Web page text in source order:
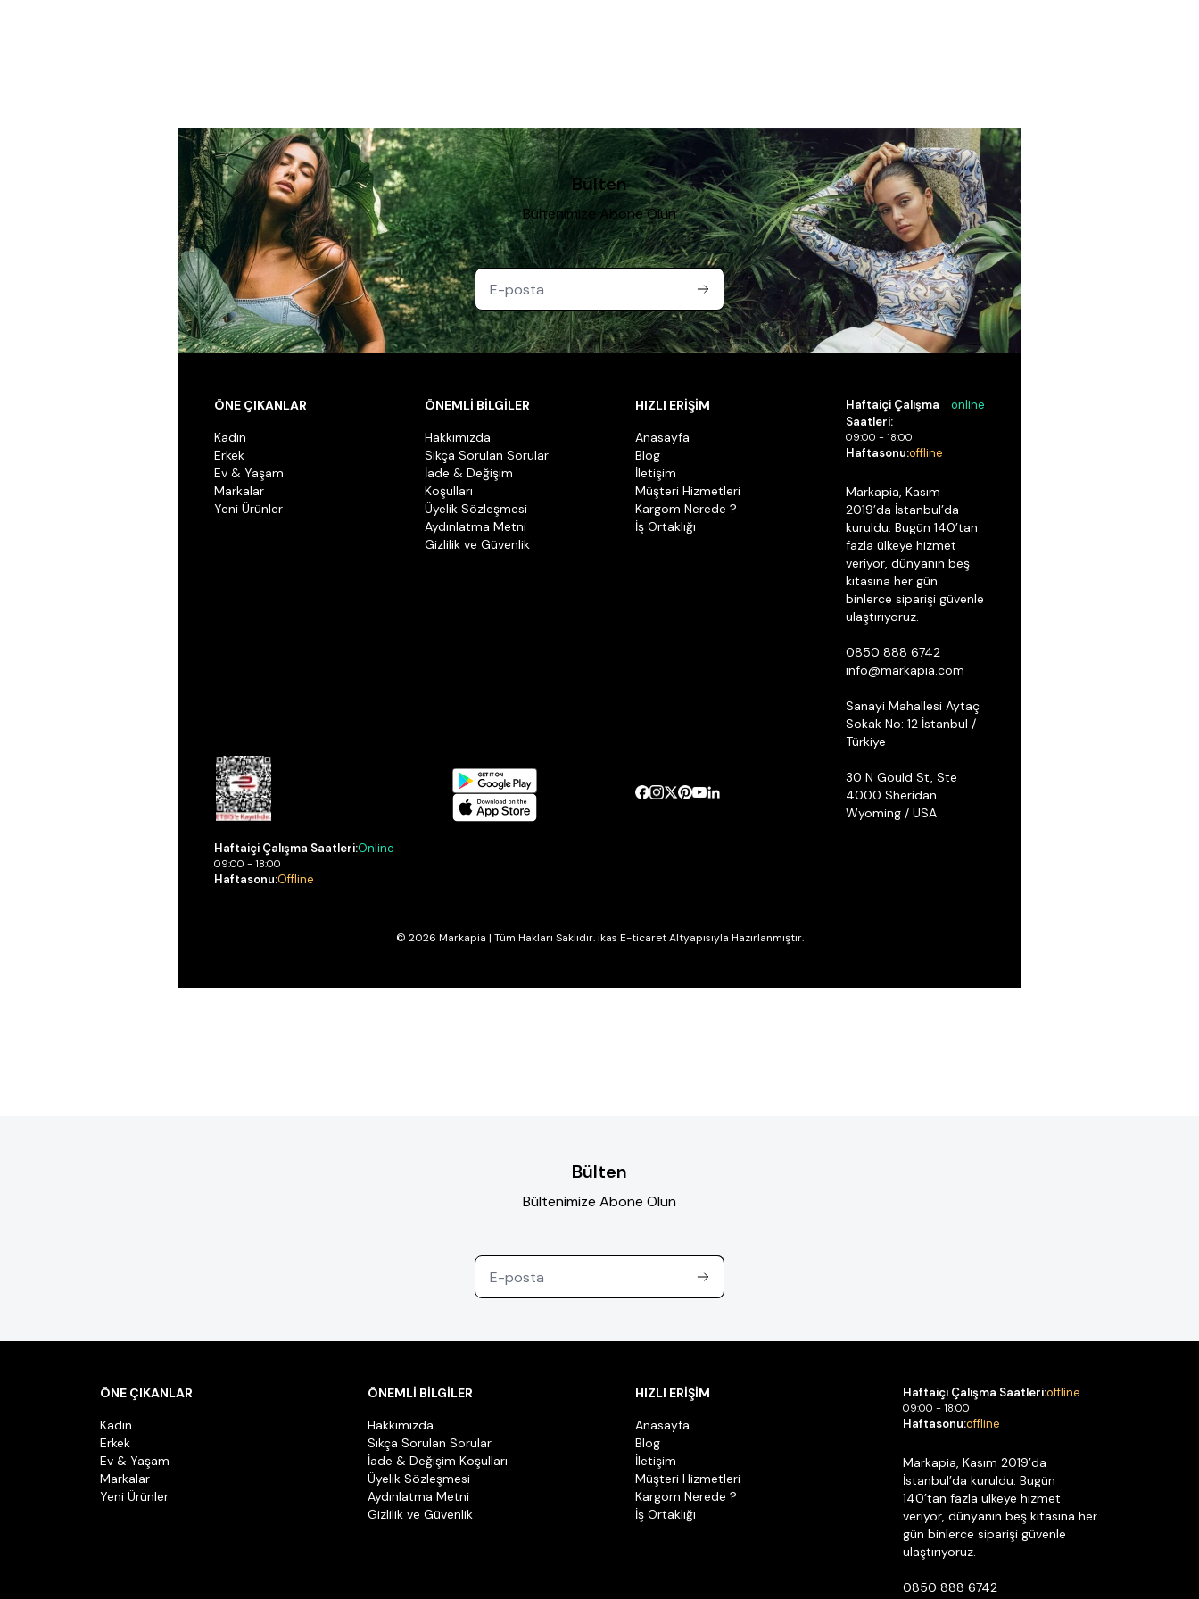
Bülten
Bültenimize Abone Olun
ÖNE ÇIKANLAR
Kadın
Erkek
Ev & Yaşam
Markalar
Yeni Ürünler
ÖNEMLİ BİLGİLER
Hakkımızda
Sıkça Sorulan Sorular
İade & Değişim
Koşulları
Üyelik Sözleşmesi
Aydınlatma Metni
Gizlilik ve Güvenlik
HIZLI ERİŞİM
Anasayfa
Blog
İletişim
Müşteri Hizmetleri
Kargom Nerede ?
İş Ortaklığı
Haftaiçi Çalışma
Saatleri:
online
09:00 - 18:00
Haftasonu:offline
Markapia, Kasım
2019’da İstanbul’da
kuruldu. Bugün 140’tan
fazla ülkeye hizmet
veriyor, dünyanın beş
kıtasına her gün
binlerce siparişi güvenle
ulaştırıyoruz.
0850 888 6742
info@markapia.com
Sanayi Mahallesi Aytaç
Sokak No: 12 İstanbul /
Türkiye
30 N Gould St, Ste
4000 Sheridan
Wyoming / USA
Haftaiçi Çalışma Saatleri:Online
09:00 - 18:00
Haftasonu:Offline
© 2026 Markapia | Tüm Hakları Saklıdır. ikas E-ticaret Altyapısıyla Hazırlanmıştır.
Bülten
Bültenimize Abone Olun
ÖNE ÇIKANLAR
Kadın
Erkek
Ev & Yaşam
Markalar
Yeni Ürünler
ÖNEMLİ BİLGİLER
Hakkımızda
Sıkça Sorulan Sorular
İade & Değişim Koşulları
Üyelik Sözleşmesi
Aydınlatma Metni
Gizlilik ve Güvenlik
HIZLI ERİŞİM
Anasayfa
Blog
İletişim
Müşteri Hizmetleri
Kargom Nerede ?
İş Ortaklığı
Haftaiçi Çalışma Saatleri:offline
09:00 - 18:00
Haftasonu:offline
Markapia, Kasım 2019’da
İstanbul’da kuruldu. Bugün
140’tan fazla ülkeye hizmet
veriyor, dünyanın beş kıtasına her
gün binlerce siparişi güvenle
ulaştırıyoruz.
0850 888 6742